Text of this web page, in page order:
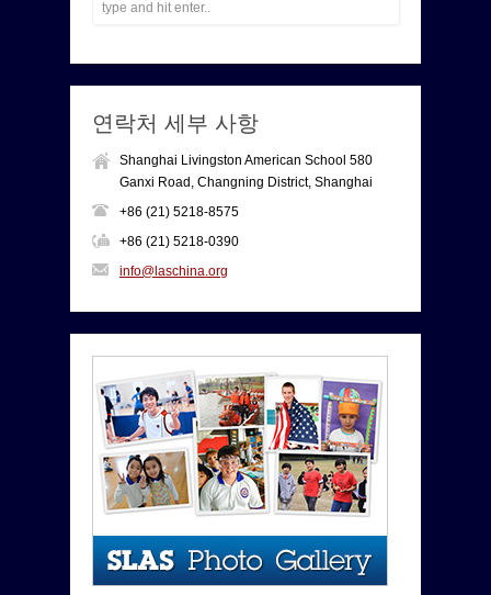
연락처 세부 사항
Shanghai Livingston American School 580
Ganxi Road, Changning District, Shanghai
+86 (21) 5218-8575
+86 (21) 5218-0390
info@laschina.org